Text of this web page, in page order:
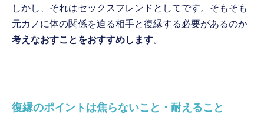
しかし、それはセックスフレンドとしてです。そもそも
元カノに体の関係を迫る相手と復縁する必要があるのか
考えなおすことをおすすめします。
復縁のポイントは焦らないこと・耐えること